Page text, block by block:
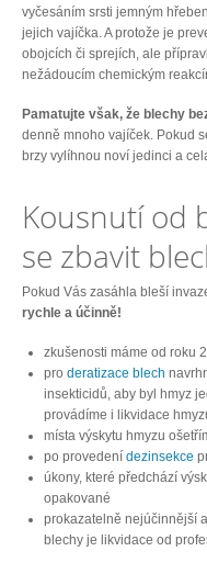
vyčesáním srsti jemným
jejich vajíčka. A protože je
obojcích či sprejích, ale
nežádoucím chemickým
Pamatujte však, že blechy
denně mnoho vajíček. Pokud
brzy vylíhnou noví jedinci a
Kousnutí od
se zbavit
Pokud Vás zasáhla bleší
rychle a účinně!
zkušenosti máme od roku
pro deratizace blech
insekticidů, aby byl hmyz
provádíme i likvidace
místa výskytu hmyzu
po provedení dezinsekce
úkony, které předchází
opakované
prokazatelně nejúčinnější
blechy je likvidace od